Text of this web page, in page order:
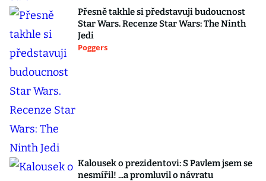
Přesně takhle si představuji budoucnost
Star Wars. Recenze Star Wars: The Ninth
Jedi
Poggers
Kalousek o prezidentovi: S Pavlem jsem se
nesmířil! ...a promluvil o návratu